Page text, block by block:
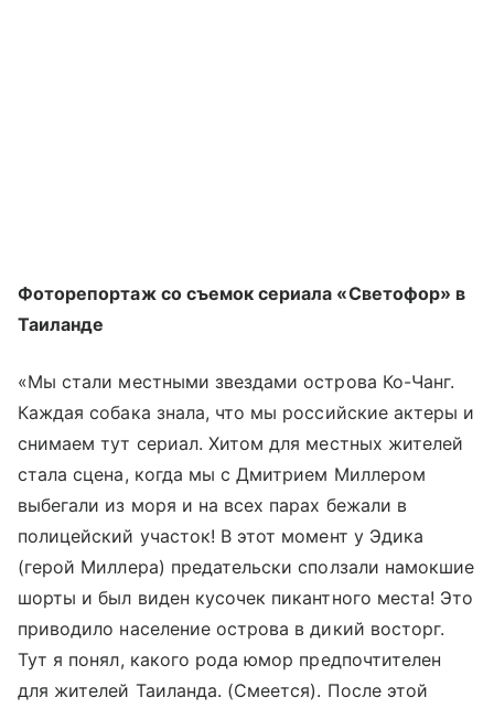
Фоторепортаж со съемок сериала «Светофор» в
Таиланде
«Мы стали местными звездами острова Ко-Чанг.
Каждая собака знала, что мы российские актеры и
снимаем тут сериал. Хитом для местных жителей
стала сцена, когда мы с Дмитрием Миллером
выбегали из моря и на всех парах бежали в
полицейский участок! В этот момент у Эдика
(герой Миллера) предательски сползали намокшие
шорты и был виден кусочек пикантного места! Это
приводило население острова в дикий восторг.
Тут я понял, какого рода юмор предпочтителен
для жителей Таиланда. (Смеется). После этой